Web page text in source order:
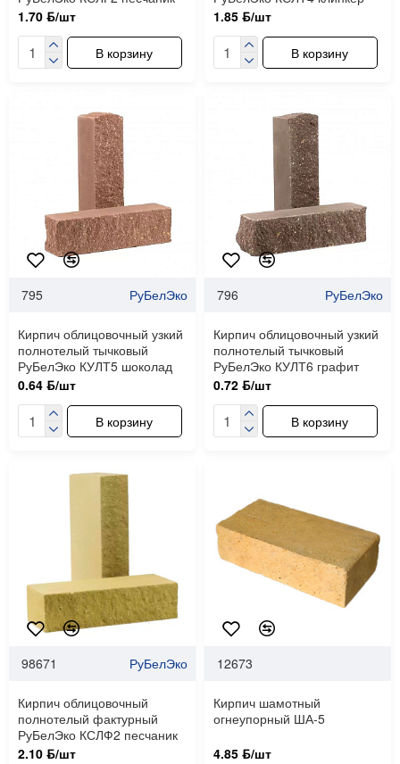
1.70 ƃ/шт
В корзину
1.85 ƃ/шт
В корзину
795 РуБелЭко
Кирпич облицовочный узкий
полнотелый тычковый
РуБелЭко КУЛТ5 шоколад
0.64 ƃ/шт
В корзину
796 РуБелЭко
Кирпич облицовочный узкий
полнотелый тычковый
РуБелЭко КУЛТ6 графит
0.72 ƃ/шт
В корзину
98671 РуБелЭко
Кирпич облицовочный
полнотелый фактурный
РуБелЭко КСЛФ2 песчаник
2.10 ƃ/шт
12673
Кирпич шамотный
огнеупорный ША-5
4.85 ƃ/шт